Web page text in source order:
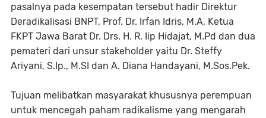
pasalnya pada kesempatan tersebut hadir Direktur
Deradikalisasi BNPT, Prof. Dr. Irfan Idris, M.A, Ketua
FKPT Jawa Barat Dr. Drs. H. R. Iip Hidajat, M.Pd dan dua
pemateri dari unsur stakeholder yaitu Dr. Steffy
Ariyani, S.Ip., M.SI dan A. Diana Handayani, M.Sos.Pek.
Tujuan melibatkan masyarakat khususnya perempuan
untuk mencegah paham radikalisme yang mengarah